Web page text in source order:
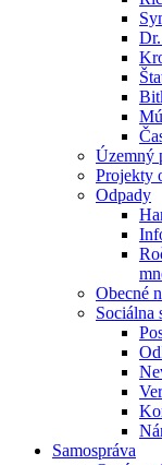
Územný
Projekty
Odpady
Obecné
Sociálna
Samospráva